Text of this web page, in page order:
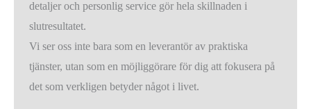
detaljer och personlig service gör hela skillnaden i
slutresultatet.
Vi ser oss inte bara som en leverantör av praktiska
tjänster, utan som en möjliggörare för dig att fokusera på
det som verkligen betyder något i livet.